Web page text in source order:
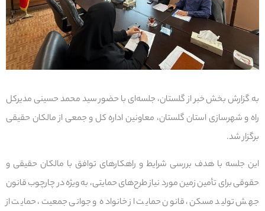
به گزارش بخش خبر از گلستان، جلسه‌ای با حضور سید محمد حسینی مدیرکل
راه و شهرسازی استان گلستان، معاونین اداره کل و جمعی از مالکان حقیقی
برگزار شد.
این جلسه با هدف بررسی شرایط و راهکارهای توافق با مالکان حقیقی و
حقوقی برای تأمین زمین مورد نیاز طرح‌های حمایتی، به ویژه در چارچوب قانون
جهش تولید مسکن، قانون حمایت از خانواده و جوانی جمعیت، حمایت از